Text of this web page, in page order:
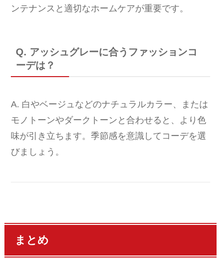
ンテナンスと適切なホームケアが重要です。
Q. アッシュグレーに合うファッションコ
ーデは？
A. 白やベージュなどのナチュラルカラー、または
モノトーンやダークトーンと合わせると、より色
味が引き立ちます。季節感を意識してコーデを選
びましょう。
まとめ